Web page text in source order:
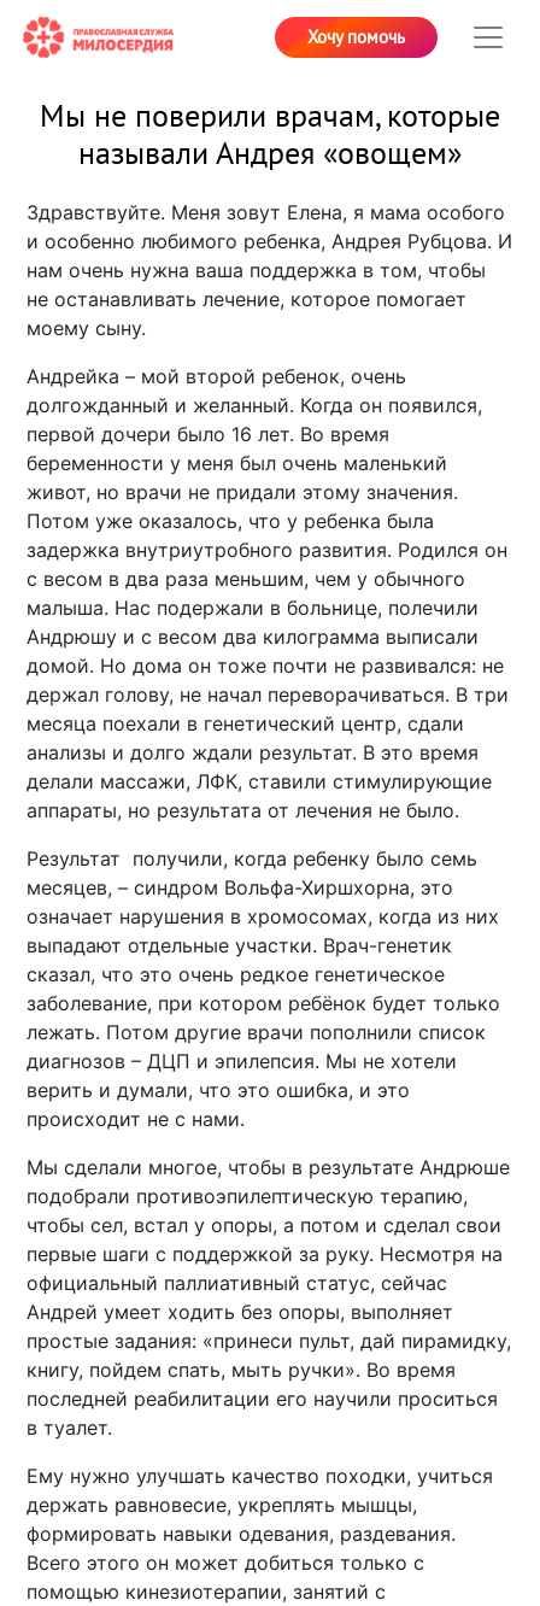
Хочу помочь
Мы не поверили врачам, которые
называли Андрея «овощем»
Здравствуйте. Меня зовут Елена, я мама особого
и особенно любимого ребенка, Андрея Рубцова. И
нам очень нужна ваша поддержка в том, чтобы
не останавливать лечение, которое помогает
моему сыну.
Андрейка – мой второй ребенок, очень
долгожданный и желанный. Когда он появился,
первой дочери было 16 лет. Во время
беременности у меня был очень маленький
живот, но врачи не придали этому значения.
Потом уже оказалось, что у ребенка была
задержка внутриутробного развития. Родился он
с весом в два раза меньшим, чем у обычного
малыша. Нас подержали в больнице, полечили
Андрюшу и с весом два килограмма выписали
домой. Но дома он тоже почти не развивался: не
держал голову, не начал переворачиваться. В три
месяца поехали в генетический центр, сдали
анализы и долго ждали результат. В это время
делали массажи, ЛФК, ставили стимулирующие
аппараты, но результата от лечения не было.
Результат получили, когда ребенку было семь
месяцев, – синдром Вольфа-Хиршхорна, это
означает нарушения в хромосомах, когда из них
выпадают отдельные участки. Врач-генетик
сказал, что это очень редкое генетическое
заболевание, при котором ребёнок будет только
лежать. Потом другие врачи пополнили список
диагнозов – ДЦП и эпилепсия. Мы не хотели
верить и думали, что это ошибка, и это
происходит не с нами.
Мы сделали многое, чтобы в результате Андрюше
подобрали противоэпилептическую терапию,
чтобы сел, встал у опоры, а потом и сделал свои
первые шаги с поддержкой за руку. Несмотря на
официальный паллиативный статус, сейчас
Андрей умеет ходить без опоры, выполняет
простые задания: «принеси пульт, дай пирамидку,
книгу, пойдем спать, мыть ручки». Во время
последней реабилитации его научили проситься
в туалет.
Ему нужно улучшать качество походки, учиться
держать равновесие, укреплять мышцы,
формировать навыки одевания, раздевания.
Всего этого он может добиться только с
помощью кинезиотерапии, занятий с